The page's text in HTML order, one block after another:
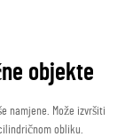
objekte
namjene. Može izvršiti
obliku.